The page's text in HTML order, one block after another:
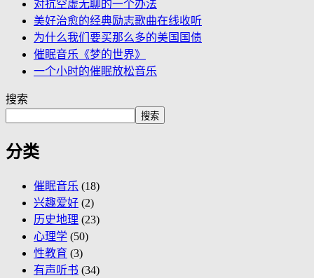
对抗空虚无聊的一个办法
美好治愈的经典励志歌曲在线收听
为什么我们要买那么多的美国国债
催眠音乐《梦的世界》
一个小时的催眠放松音乐
搜索
搜索
分类
催眠音乐 (18)
兴趣爱好 (2)
历史地理 (23)
心理学 (50)
性教育 (3)
有声听书 (34)